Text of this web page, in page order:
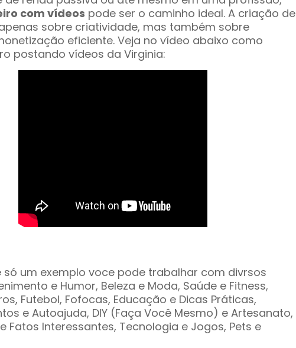
com vídeos pode ser o caminho ideal. A criação de
sobre criatividade, mas também sobre
eficiente. Veja no vídeo abaixo como
postando vídeos da Virginia:
só um exemplo voce pode trabalhar com divrsos
e Humor, Beleza e Moda, Saúde e Fitness,
Futebol, Fofocas, Educação e Dicas Práticas,
e Autoajuda, DIY (Faça Você Mesmo) e Artesanato,
Fatos Interessantes, Tecnologia e Jogos, Pets e